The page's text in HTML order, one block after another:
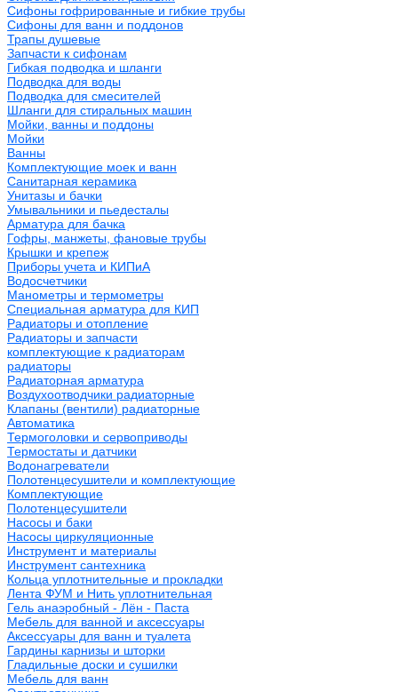
Сифоны гофрированные и гибкие трубы
Сифоны для ванн и поддонов
Трапы душевые
Запчасти к сифонам
Гибкая подводка и шланги
Подводка для воды
Подводка для смесителей
Шланги для стиральных машин
Мойки, ванны и поддоны
Мойки
Ванны
Комплектующие моек и ванн
Санитарная керамика
Унитазы и бачки
Умывальники и пьедесталы
Арматура для бачка
Гофры, манжеты, фановые трубы
Крышки и крепеж
Приборы учета и КИПиА
Водосчетчики
Манометры и термометры
Специальная арматура для КИП
Радиаторы и отопление
Радиаторы и запчасти
комплектующие к радиаторам
радиаторы
Радиаторная арматура
Воздухоотводчики радиаторные
Клапаны (вентили) радиаторные
Автоматика
Термоголовки и сервоприводы
Термостаты и датчики
Водонагреватели
Полотенцесушители и комплектующие
Комплектующие
Полотенцесушители
Насосы и баки
Насосы циркуляционные
Инструмент и материалы
Инструмент сантехника
Кольца уплотнительные и прокладки
Лента ФУМ и Нить уплотнительная
Гель анаэробный - Лён - Паста
Мебель для ванной и аксессуары
Аксессуары для ванн и туалета
Гардины карнизы и шторки
Гладильные доски и сушилки
Мебель для ванн